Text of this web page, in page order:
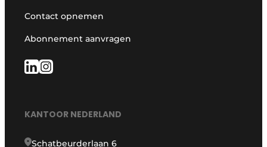
Contact opnemen
Abonnement aanvragen
KANTOOR NEDERLAND
Schatbeurderlaan 6